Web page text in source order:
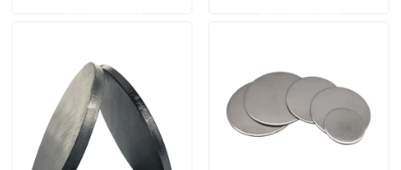
Video
Tentang kami